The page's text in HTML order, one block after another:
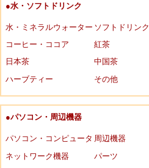
●水・ソフトドリンク
水・ミネラルウォーター ソフトドリンク
コーヒー・ココア
紅茶
日本茶
中国茶
ハーブティー
その他
●パソコン・周辺機器
パソコン・コンピュータ 周辺機器
ネットワーク機器
パーツ